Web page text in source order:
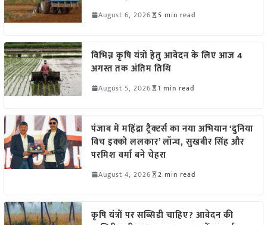
August 6, 2026 5 min read
विभिन्न कृषि यंत्रों हेतु आवेदन के लिए आज 4
अगस्त तक अंतिम तिथि
August 5, 2026 1 min read
पंजाब में महिंद्रा ट्रैक्टर्स का नया अभियान ‘दुनिया
विच इक्को ललकार’ लॉन्च, सुखबीर सिंह और
परमिश वर्मा बने चेहरा
August 4, 2026 2 min read
कृषि यंत्रों पर सब्सिडी चाहिए? आवेदन की